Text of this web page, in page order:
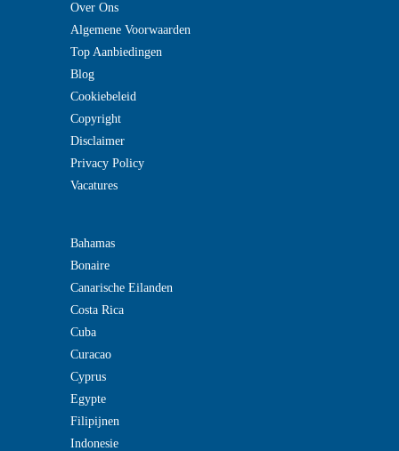
Over Ons
Algemene Voorwaarden
Top Aanbiedingen
Blog
Cookiebeleid
Copyright
Disclaimer
Privacy Policy
Vacatures
Bahamas
Bonaire
Canarische Eilanden
Costa Rica
Cuba
Curacao
Cyprus
Egypte
Filipijnen
Indonesie